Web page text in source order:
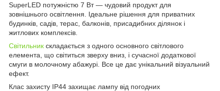
SuperLED потужністю 7 Вт — чудовий продукт для
зовнішнього освітлення. Ідеальне рішення для приватних
будинків, садів, терас, балконів, присадибних ділянок і
житлових комплексів.
Світильник складається з одного основного світлового
елемента, що світиться зверху вниз, і сучасної додаткової
смуги в молочному абажурі. Все це дає унікальний візуальний
ефект.
Клас захисту IP44 захищає лампу від погодних